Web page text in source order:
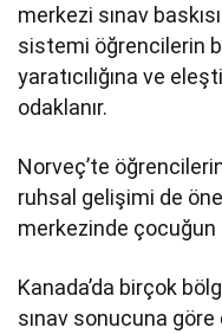
merkezi sınav
sistemi öğrencilerin
yaratıcılığına ve
odaklanır.
Norveç’te
ruhsal gelişimi de
merkezinde çocuğun
Kanada’da birçok
sınav sonucuna